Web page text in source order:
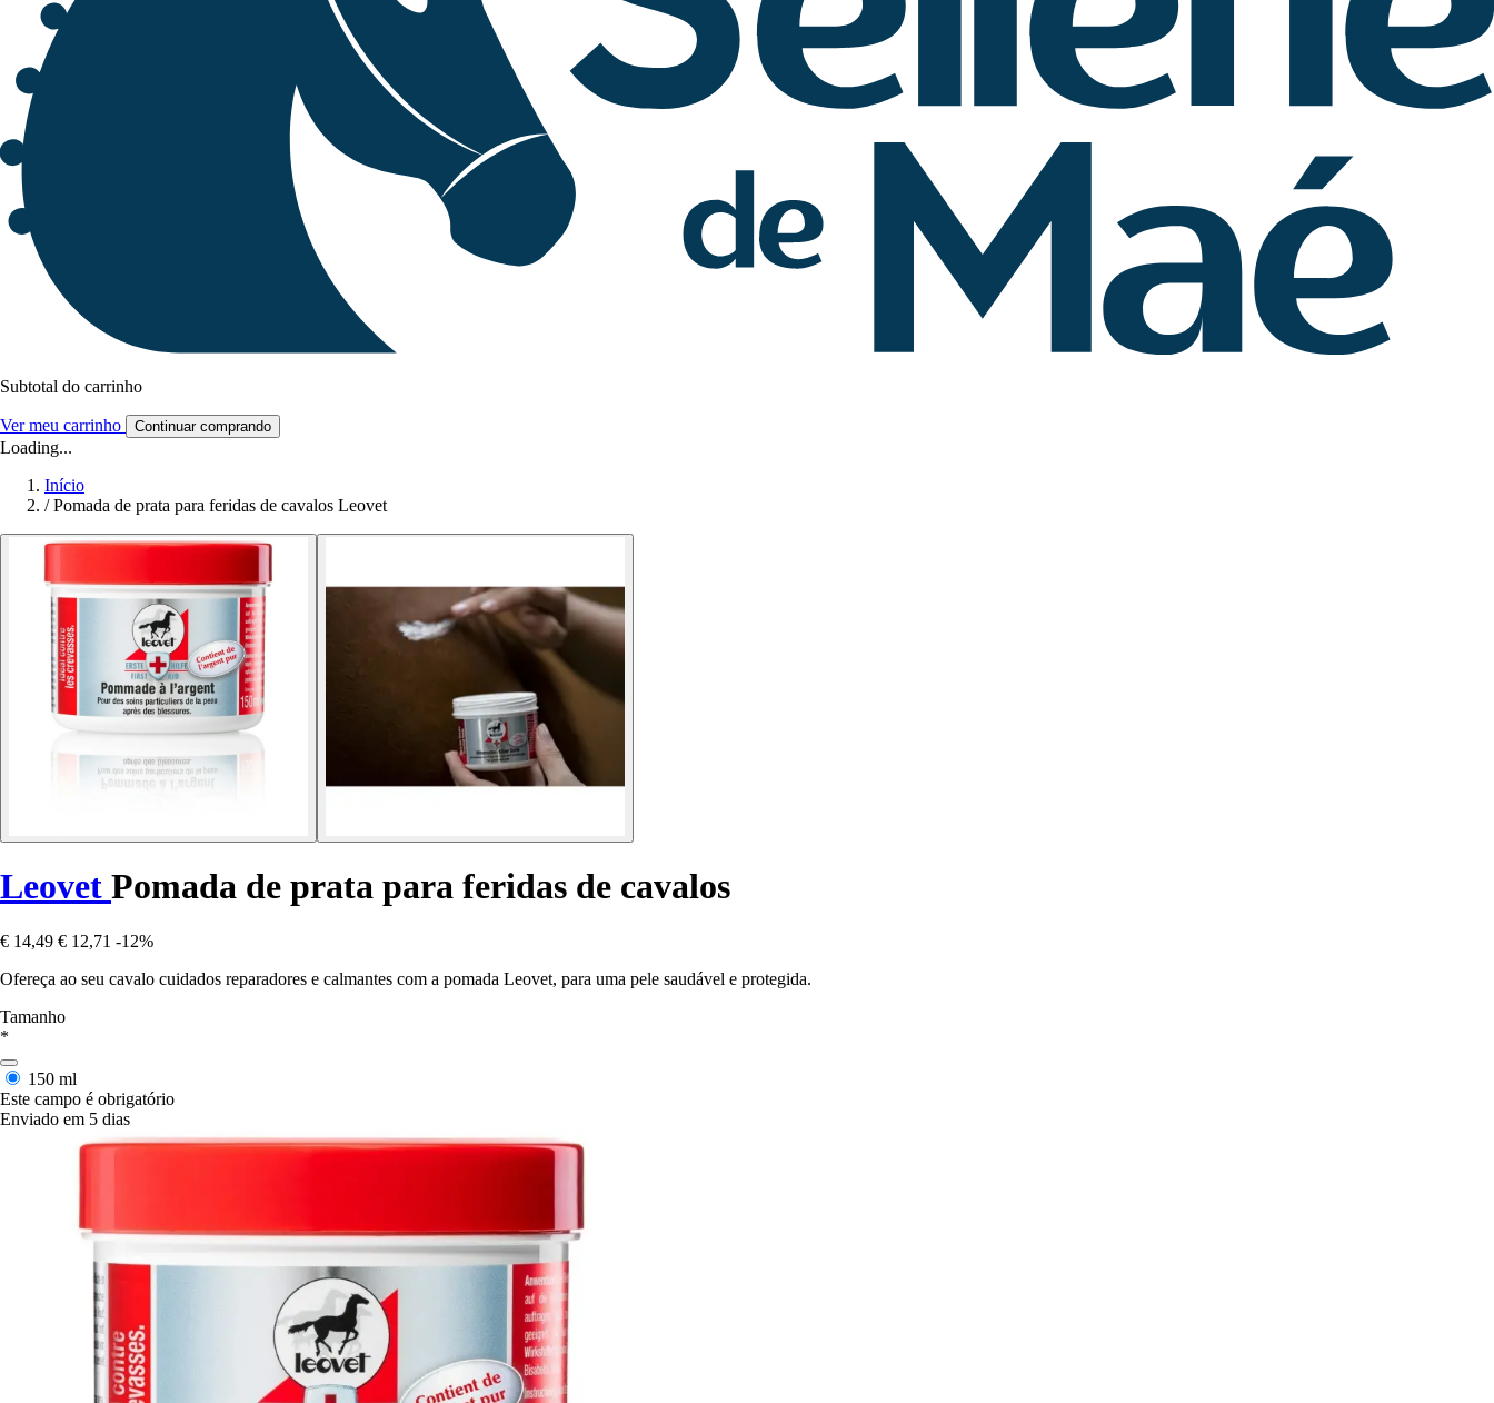
Subtotal do carrinho
Ver meu carrinho Continuar comprando
Loading...
Início
/ Pomada de prata para feridas de cavalos Leovet
Leovet Pomada de prata para feridas de cavalos
€ 14,49 € 12,71 -12%
Ofereça ao seu cavalo cuidados reparadores e calmantes com a pomada Leovet, para uma pele saudável e protegida.
Tamanho
*
150 ml
Este campo é obrigatório
Enviado em 5 dias